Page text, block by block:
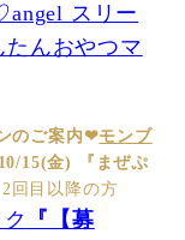
スリー
んおやつマ
のご案内❤︎モンブ
10/15(金)
『まぜぷ
目以降の方
『【募